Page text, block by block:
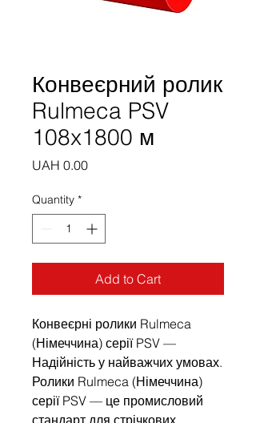
Конвеєрний ролик
Rulmeca PSV
108x1800 м
UAH 0.00Price
Quantity *
Add to Cart
Конвеєрні ролики Rulmeca
(Німеччина) серії PSV —
Надійність у найважчих умовах.
Ролики Rulmeca (Німеччина)
серії PSV — це промисловий
стандарт для стрічкових